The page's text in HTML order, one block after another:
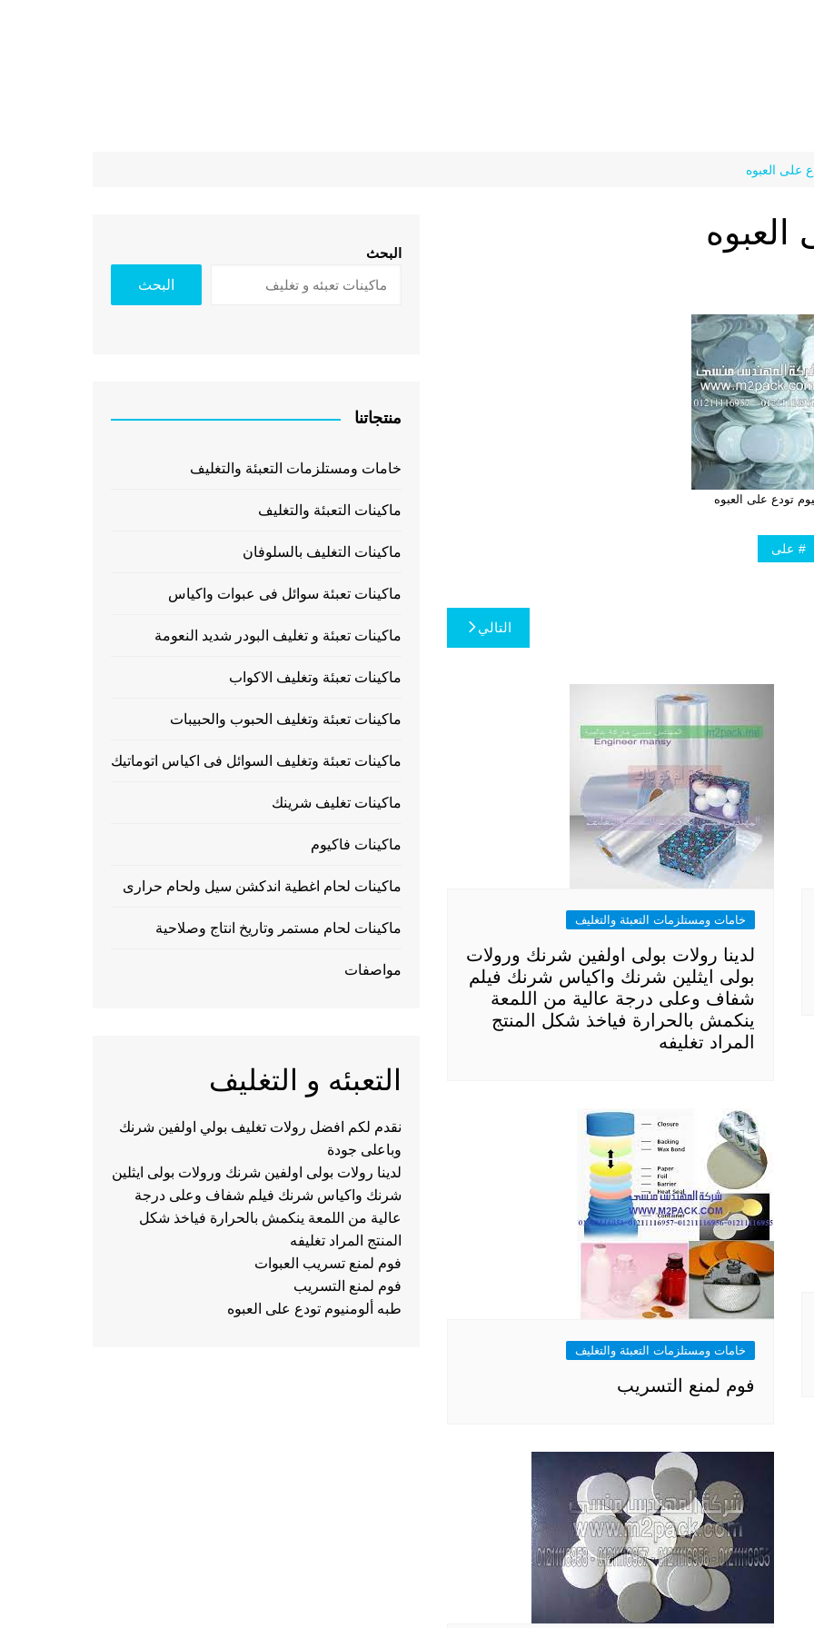
على العبوه
العبوه
تودع على العبوه
على
التالي
خامات ومستلزمات التعبئة والتغليف
لدينا رولات بولى اولفين شرنك ورولات
بولى ايثلين شرنك واكياس شرنك فيلم
شفاف وعلى درجة عالية من اللمعة
ينكمش بالحرارة فياخذ شكل المنتج
المراد تغليفه
خامات ومستلزمات التعبئة والتغليف
فوم لمنع التسريب
البحث
البحث
منتجاتنا
خامات ومستلزمات التعبئة والتغليف
ماكينات التعبئة والتغليف
ماكينات التغليف بالسلوفان
ماكينات تعبئة سوائل فى عبوات واكياس
ماكينات تعبئة و تغليف البودر شديد النعومة
ماكينات تعبئة وتغليف الاكواب
ماكينات تعبئة وتغليف الحبوب والحبيبات
ماكينات تعبئة وتغليف السوائل فى اكياس اتوماتيك
ماكينات تغليف شرينك
ماكينات فاكيوم
ماكينات لحام اغطية اندكشن سيل ولحام حرارى
ماكينات لحام مستمر وتاريخ انتاج وصلاحية
مواصفات
التعبئه و التغليف
نقدم لكم افضل رولات تغليف بولي اولفين شرنك
وباعلى جودة
لدينا رولات بولى اولفين شرنك ورولات بولى ايثلين
شرنك واكياس شرنك فيلم شفاف وعلى درجة
عالية من اللمعة ينكمش بالحرارة فياخذ شكل
المنتج المراد تغليفه
فوم لمنع تسريب العبوات
فوم لمنع التسريب
طبه ألومنيوم تودع على العبوه